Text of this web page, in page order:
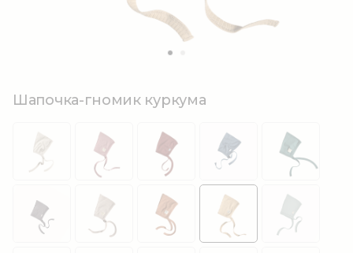
Шапочка-гномик куркума